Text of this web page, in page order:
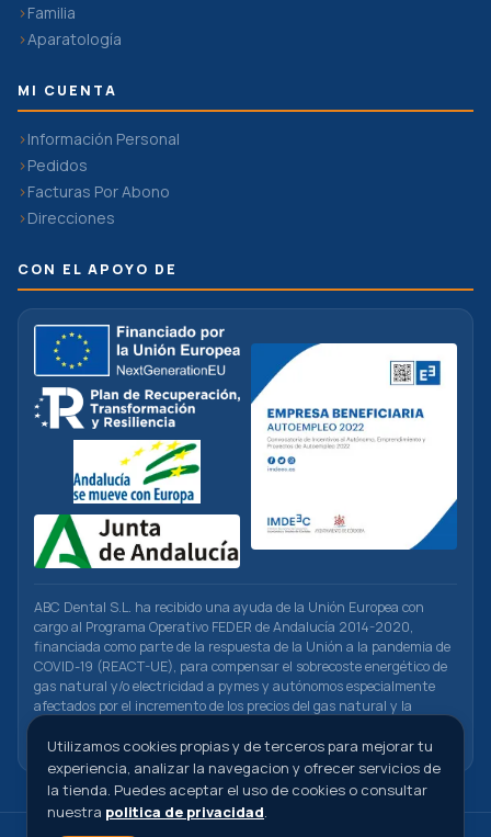
Familia
Aparatología
MI CUENTA
Información Personal
Pedidos
Facturas Por Abono
Direcciones
CON EL APOYO DE
ABC Dental S.L. ha recibido una ayuda de la Unión Europea con
cargo al Programa Operativo FEDER de Andalucía 2014-2020,
financiada como parte de la respuesta de la Unión a la pandemia de
COVID-19 (REACT-UE), para compensar el sobrecoste energético de
gas natural y/o electricidad a pymes y autónomos especialmente
afectados por el incremento de los precios del gas natural y la
electricidad provocados por el impacto de la guerra de agresión de
Rusia contra Ucrania.
Utilizamos cookies propias y de terceros para mejorar tu
experiencia, analizar la navegacion y ofrecer servicios de
la tienda. Puedes aceptar el uso de cookies o consultar
nuestra politica de privacidad.